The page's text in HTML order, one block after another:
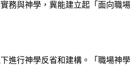
務與神學，冀能建立起「面向職場
進行神學反省和建構。「職場神學